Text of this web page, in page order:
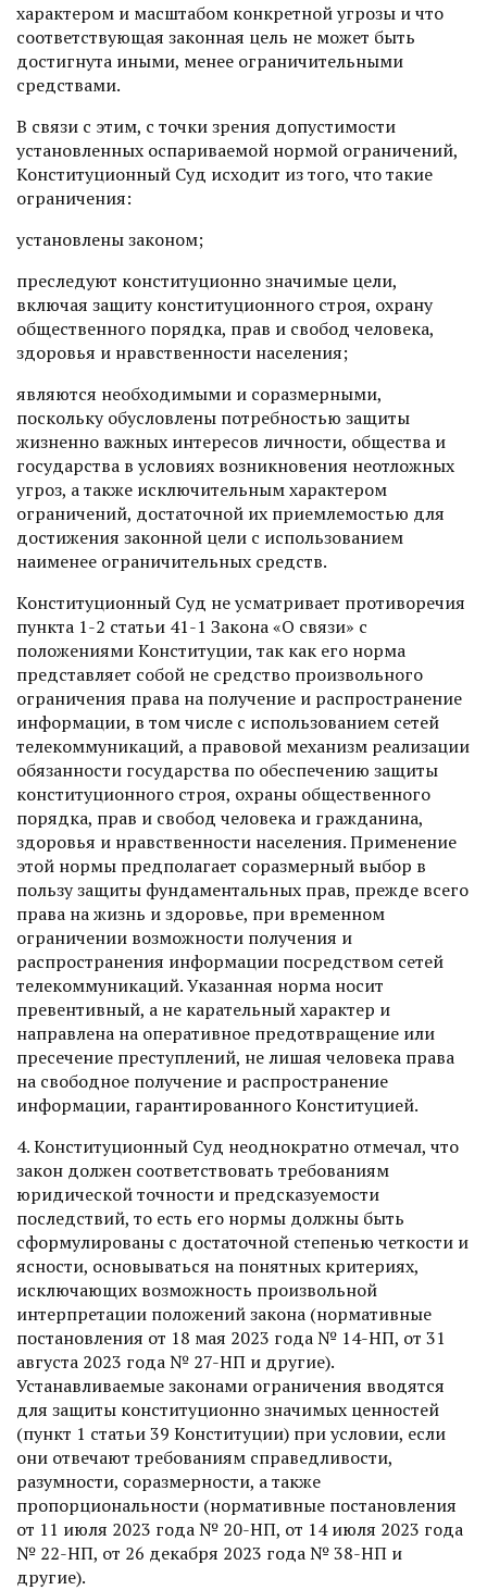
характером и масштабом конкретной угрозы и что
соответствующая законная цель не может быть
достигнута иными, менее ограничительными
средствами.
В связи с этим, с точки зрения допустимости
установленных оспариваемой нормой ограничений,
Конституционный Суд исходит из того, что такие
ограничения:
установлены законом;
преследуют конституционно значимые цели,
включая защиту конституционного строя, охрану
общественного порядка, прав и свобод человека,
здоровья и нравственности населения;
являются необходимыми и соразмерными,
поскольку обусловлены потребностью защиты
жизненно важных интересов личности, общества и
государства в условиях возникновения неотложных
угроз, а также исключительным характером
ограничений, достаточной их приемлемостью для
достижения законной цели с использованием
наименее ограничительных средств.
Конституционный Суд не усматривает противоречия
пункта 1-2 статьи 41-1 Закона «О связи» с
положениями Конституции, так как его норма
представляет собой не средство произвольного
ограничения права на получение и распространение
информации, в том числе с использованием сетей
телекоммуникаций, а правовой механизм реализации
обязанности государства по обеспечению защиты
конституционного строя, охраны общественного
порядка, прав и свобод человека и гражданина,
здоровья и нравственности населения. Применение
этой нормы предполагает соразмерный выбор в
пользу защиты фундаментальных прав, прежде всего
права на жизнь и здоровье, при временном
ограничении возможности получения и
распространения информации посредством сетей
телекоммуникаций. Указанная норма носит
превентивный, а не карательный характер и
направлена на оперативное предотвращение или
пресечение преступлений, не лишая человека права
на свободное получение и распространение
информации, гарантированного Конституцией.
4. Конституционный Суд неоднократно отмечал, что
закон должен соответствовать требованиям
юридической точности и предсказуемости
последствий, то есть его нормы должны быть
сформулированы с достаточной степенью четкости и
ясности, основываться на понятных критериях,
исключающих возможность произвольной
интерпретации положений закона (нормативные
постановления от 18 мая 2023 года № 14-НП, от 31
августа 2023 года № 27-НП и другие).
Устанавливаемые законами ограничения вводятся
для защиты конституционно значимых ценностей
(пункт 1 статьи 39 Конституции) при условии, если
они отвечают требованиям справедливости,
разумности, соразмерности, а также
пропорциональности (нормативные постановления
от 11 июля 2023 года № 20-НП, от 14 июля 2023 года
№ 22-НП, от 26 декабря 2023 года № 38-НП и
другие).